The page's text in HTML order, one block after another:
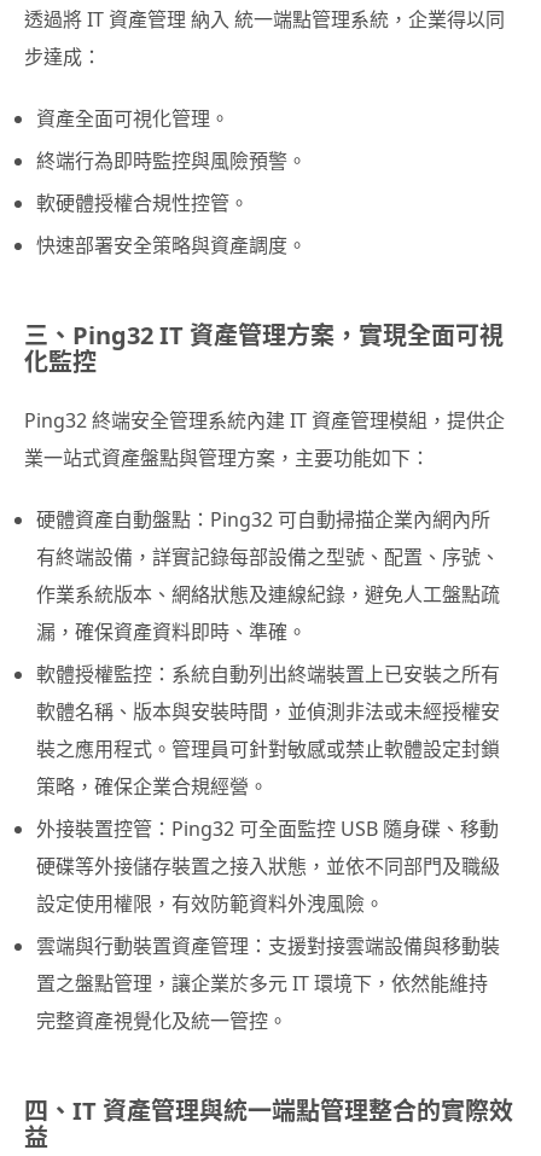
透過將 IT 資產管理 納入 統一端點管理系統，企業得以同
步達成：
資產全面可視化管理。
終端行為即時監控與風險預警。
軟硬體授權合規性控管。
快速部署安全策略與資產調度。
三、Ping32 IT 資產管理方案，實現全面可視
化監控
Ping32 終端安全管理系統內建 IT 資產管理模組，提供企
業一站式資產盤點與管理方案，主要功能如下：
硬體資產自動盤點：Ping32 可自動掃描企業內網內所
有終端設備，詳實記錄每部設備之型號、配置、序號、
作業系統版本、網絡狀態及連線紀錄，避免人工盤點疏
漏，確保資產資料即時、準確。
軟體授權監控：系統自動列出終端裝置上已安裝之所有
軟體名稱、版本與安裝時間，並偵測非法或未經授權安
裝之應用程式。管理員可針對敏感或禁止軟體設定封鎖
策略，確保企業合規經營。
外接裝置控管：Ping32 可全面監控 USB 隨身碟、移動
硬碟等外接儲存裝置之接入狀態，並依不同部門及職級
設定使用權限，有效防範資料外洩風險。
雲端與行動裝置資產管理：支援對接雲端設備與移動裝
置之盤點管理，讓企業於多元 IT 環境下，依然能維持
完整資產視覺化及統一管控。
四、IT 資產管理與統一端點管理整合的實際效
益